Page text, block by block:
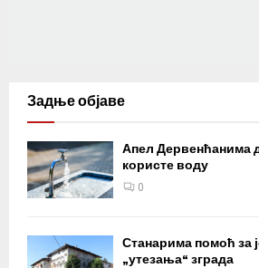
Задње објаве
Апел Дервенћанима
користе воду
0
Станарима помоћ за
„утезања“ зграда